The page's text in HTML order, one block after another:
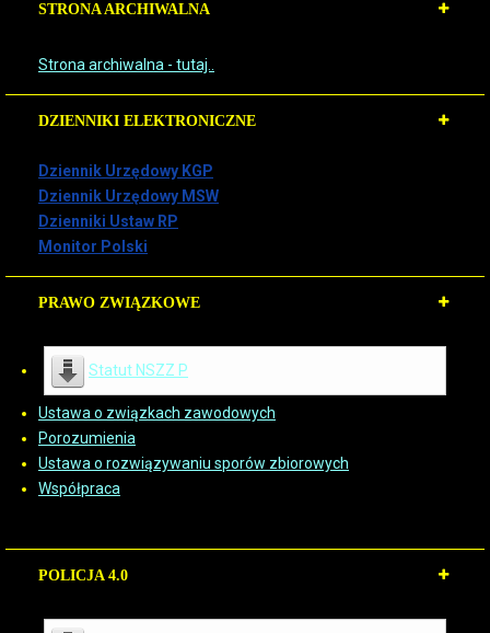
STRONA ARCHIWALNA
Strona archiwalna - tutaj..
DZIENNIKI ELEKTRONICZNE
Dziennik Urzędowy KGP
Dziennik Urzędowy MSW
Dzienniki Ustaw RP
Monitor Polski
PRAWO ZWIĄZKOWE
Statut NSZZ P
Ustawa o związkach zawodowych
Porozumienia
Ustawa o rozwiązywaniu sporów zbiorowych
Współpraca
POLICJA 4.0